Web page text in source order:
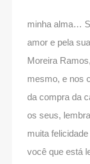
minha alma…
amor e pela
Moreira
mesmo, e nos
da compra da
os seus,
muita
você que está